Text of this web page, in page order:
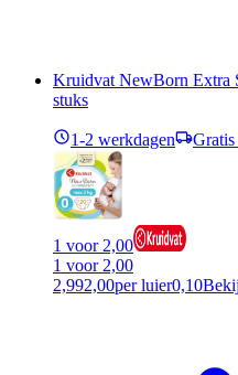
Kruidvat NewBorn Extra
stuks
1-2 werkdagen
1 voor 2,00
1 voor 2,00
2,992,00per luier0,10